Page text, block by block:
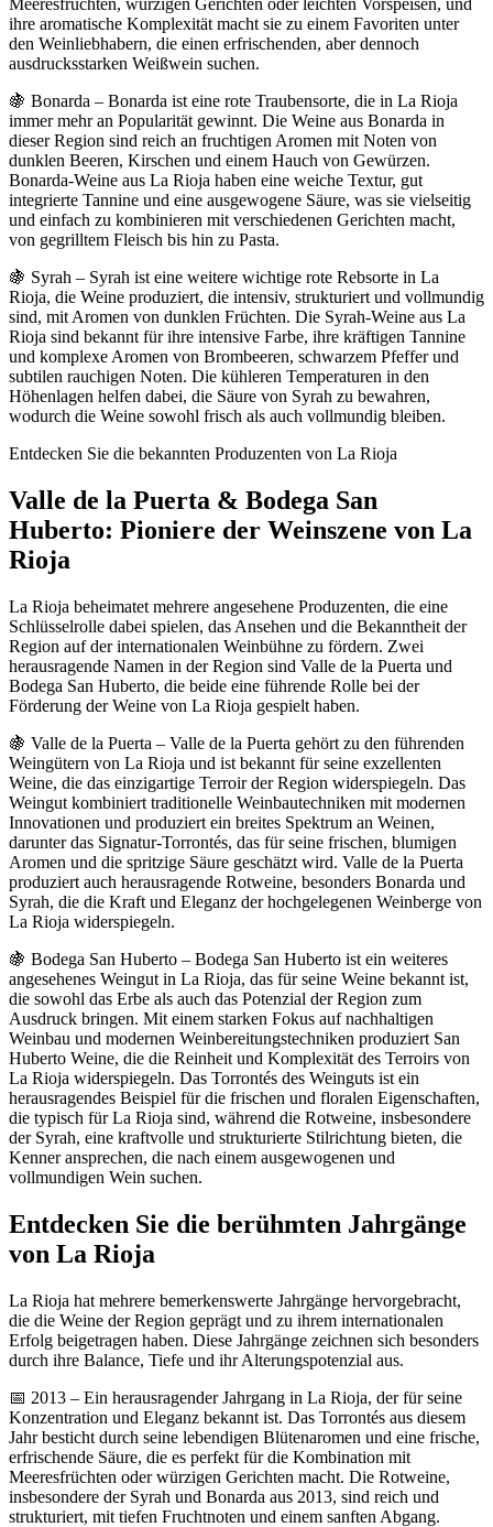
Meeresfrüchten, würzigen Gerichten oder leichten Vorspeisen, und
ihre aromatische Komplexität macht sie zu einem Favoriten unter
den Weinliebhabern, die einen erfrischenden, aber dennoch
ausdrucksstarken Weißwein suchen.
🍇 Bonarda – Bonarda ist eine rote Traubensorte, die in La Rioja
immer mehr an Popularität gewinnt. Die Weine aus Bonarda in
dieser Region sind reich an fruchtigen Aromen mit Noten von
dunklen Beeren, Kirschen und einem Hauch von Gewürzen.
Bonarda-Weine aus La Rioja haben eine weiche Textur, gut
integrierte Tannine und eine ausgewogene Säure, was sie vielseitig
und einfach zu kombinieren mit verschiedenen Gerichten macht,
von gegrilltem Fleisch bis hin zu Pasta.
🍇 Syrah – Syrah ist eine weitere wichtige rote Rebsorte in La
Rioja, die Weine produziert, die intensiv, strukturiert und vollmundig
sind, mit Aromen von dunklen Früchten. Die Syrah-Weine aus La
Rioja sind bekannt für ihre intensive Farbe, ihre kräftigen Tannine
und komplexe Aromen von Brombeeren, schwarzem Pfeffer und
subtilen rauchigen Noten. Die kühleren Temperaturen in den
Höhenlagen helfen dabei, die Säure von Syrah zu bewahren,
wodurch die Weine sowohl frisch als auch vollmundig bleiben.
Entdecken Sie die bekannten Produzenten von La Rioja
Valle de la Puerta & Bodega San
Huberto: Pioniere der Weinszene von La
Rioja
La Rioja beheimatet mehrere angesehene Produzenten, die eine
Schlüsselrolle dabei spielen, das Ansehen und die Bekanntheit der
Region auf der internationalen Weinbühne zu fördern. Zwei
herausragende Namen in der Region sind Valle de la Puerta und
Bodega San Huberto, die beide eine führende Rolle bei der
Förderung der Weine von La Rioja gespielt haben.
🍇 Valle de la Puerta – Valle de la Puerta gehört zu den führenden
Weingütern von La Rioja und ist bekannt für seine exzellenten
Weine, die das einzigartige Terroir der Region widerspiegeln. Das
Weingut kombiniert traditionelle Weinbautechniken mit modernen
Innovationen und produziert ein breites Spektrum an Weinen,
darunter das Signatur-Torrontés, das für seine frischen, blumigen
Aromen und die spritzige Säure geschätzt wird. Valle de la Puerta
produziert auch herausragende Rotweine, besonders Bonarda und
Syrah, die die Kraft und Eleganz der hochgelegenen Weinberge von
La Rioja widerspiegeln.
🍇 Bodega San Huberto – Bodega San Huberto ist ein weiteres
angesehenes Weingut in La Rioja, das für seine Weine bekannt ist,
die sowohl das Erbe als auch das Potenzial der Region zum
Ausdruck bringen. Mit einem starken Fokus auf nachhaltigen
Weinbau und modernen Weinbereitungstechniken produziert San
Huberto Weine, die die Reinheit und Komplexität des Terroirs von
La Rioja widerspiegeln. Das Torrontés des Weinguts ist ein
herausragendes Beispiel für die frischen und floralen Eigenschaften,
die typisch für La Rioja sind, während die Rotweine, insbesondere
der Syrah, eine kraftvolle und strukturierte Stilrichtung bieten, die
Kenner ansprechen, die nach einem ausgewogenen und
vollmundigen Wein suchen.
Entdecken Sie die berühmten Jahrgänge
von La Rioja
La Rioja hat mehrere bemerkenswerte Jahrgänge hervorgebracht,
die die Weine der Region geprägt und zu ihrem internationalen
Erfolg beigetragen haben. Diese Jahrgänge zeichnen sich besonders
durch ihre Balance, Tiefe und ihr Alterungspotenzial aus.
📅 2013 – Ein herausragender Jahrgang in La Rioja, der für seine
Konzentration und Eleganz bekannt ist. Das Torrontés aus diesem
Jahr besticht durch seine lebendigen Blütenaromen und eine frische,
erfrischende Säure, die es perfekt für die Kombination mit
Meeresfrüchten oder würzigen Gerichten macht. Die Rotweine,
insbesondere der Syrah und Bonarda aus 2013, sind reich und
strukturiert, mit tiefen Fruchtnoten und einem sanften Abgang.